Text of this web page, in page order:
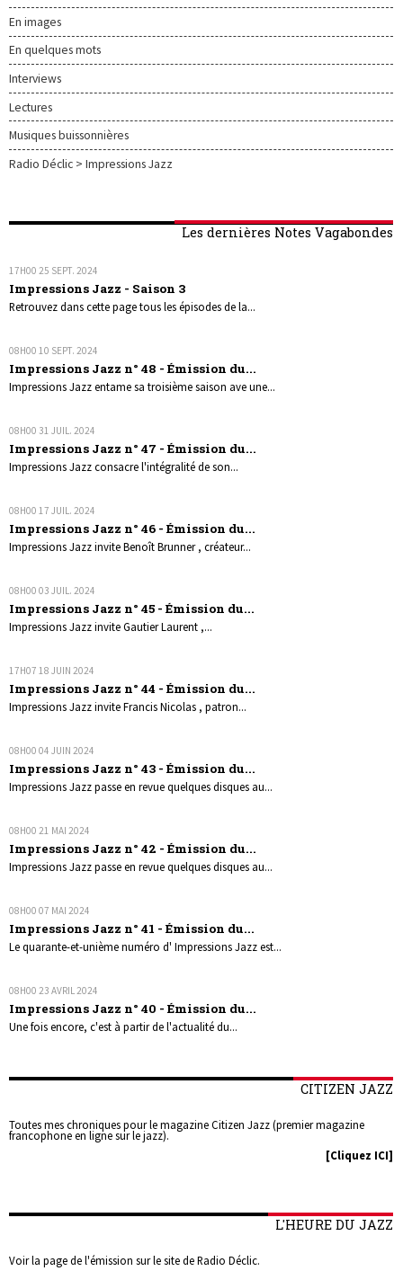
En images
En quelques mots
Interviews
Lectures
Musiques buissonnières
Radio Déclic > Impressions Jazz
Les dernières Notes Vagabondes
17H00 25 SEPT. 2024
Impressions Jazz - Saison 3
Retrouvez dans cette page tous les épisodes de la...
08H00 10 SEPT. 2024
Impressions Jazz n° 48 - Émission du...
Impressions Jazz entame sa troisième saison ave une...
08H00 31 JUIL. 2024
Impressions Jazz n° 47 - Émission du...
Impressions Jazz consacre l'intégralité de son...
08H00 17 JUIL. 2024
Impressions Jazz n° 46 - Émission du...
Impressions Jazz invite Benoît Brunner , créateur...
08H00 03 JUIL. 2024
Impressions Jazz n° 45 - Émission du...
Impressions Jazz invite Gautier Laurent ,...
17H07 18 JUIN 2024
Impressions Jazz n° 44 - Émission du...
Impressions Jazz invite Francis Nicolas , patron...
08H00 04 JUIN 2024
Impressions Jazz n° 43 - Émission du...
Impressions Jazz passe en revue quelques disques au...
08H00 21 MAI 2024
Impressions Jazz n° 42 - Émission du...
Impressions Jazz passe en revue quelques disques au...
08H00 07 MAI 2024
Impressions Jazz n° 41 - Émission du...
Le quarante-et-unième numéro d' Impressions Jazz est...
08H00 23 AVRIL 2024
Impressions Jazz n° 40 - Émission du...
Une fois encore, c'est à partir de l'actualité du...
CITIZEN JAZZ
Toutes mes chroniques pour le magazine Citizen Jazz (premier magazine
francophone en ligne sur le jazz).
[Cliquez ICI]
L'HEURE DU JAZZ
Voir la page de l'émission sur le site de Radio Déclic.